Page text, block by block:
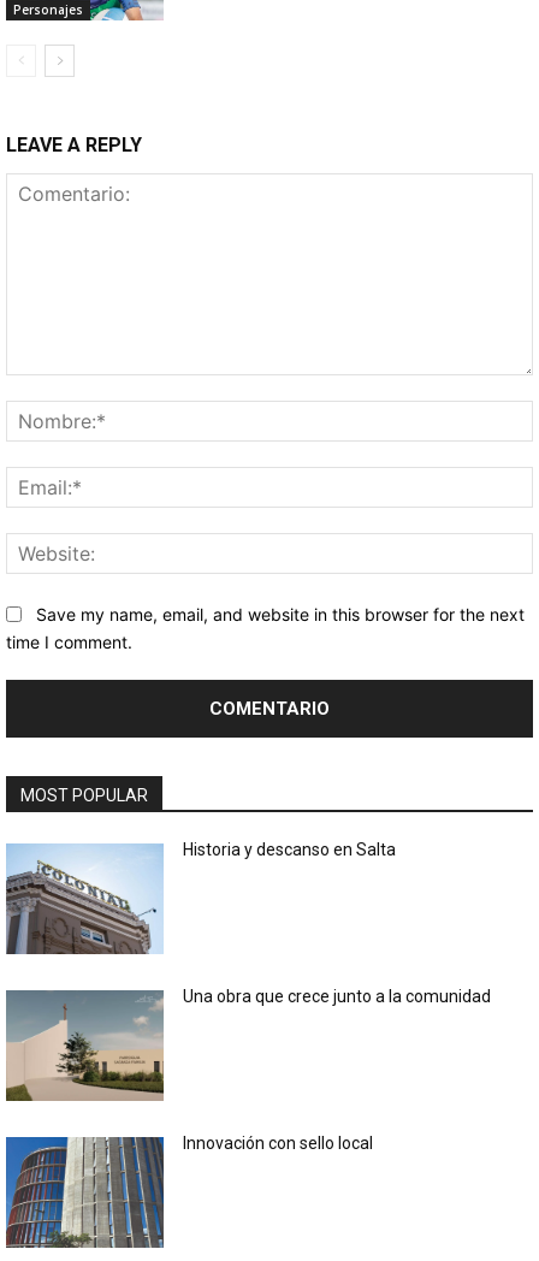
Personajes
LEAVE A REPLY
Save my name, email, and website in this browser for the next
time I comment.
MOST POPULAR
Historia y descanso en Salta
Una obra que crece junto a la comunidad
Innovación con sello local